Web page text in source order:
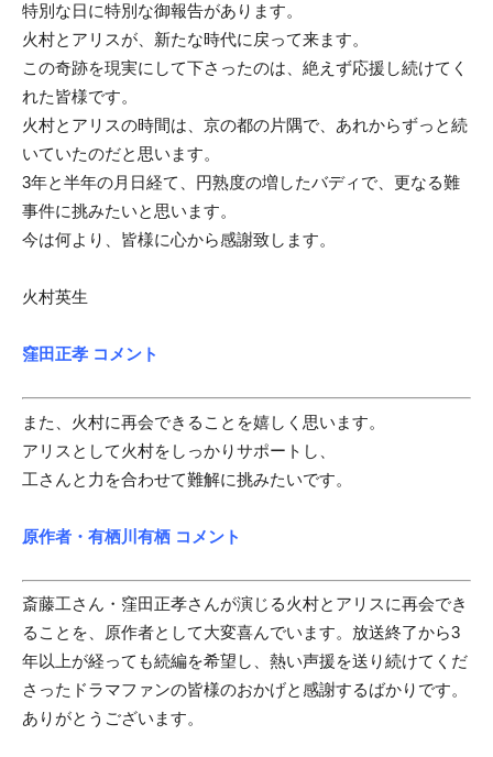
特別な日に特別な御報告があります。
火村とアリスが、新たな時代に戻って来ます。
この奇跡を現実にして下さったのは、絶えず応援し続けてく
れた皆様です。
火村とアリスの時間は、京の都の片隅で、あれからずっと続
いていたのだと思います。
3年と半年の月日経て、円熟度の増したバディで、更なる難
事件に挑みたいと思います。
今は何より、皆様に心から感謝致します。
火村英生
窪田正孝 コメント
また、火村に再会できることを嬉しく思います。
アリスとして火村をしっかりサポートし、
工さんと力を合わせて難解に挑みたいです。
原作者・有栖川有栖 コメント
斎藤工さん・窪田正孝さんが演じる火村とアリスに再会でき
ることを、原作者として大変喜んでいます。放送終了から3
年以上が経っても続編を希望し、熱い声援を送り続けてくだ
さったドラマファンの皆様のおかげと感謝するばかりです。
ありがとうございます。